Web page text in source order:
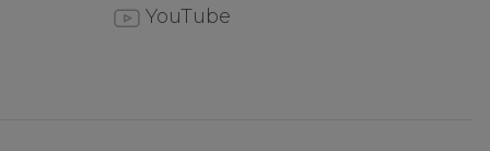
YouTube